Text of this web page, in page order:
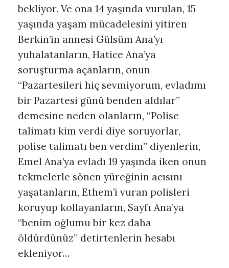
bekliyor. Ve ona 14 yaşında vurulan, 15
yaşında yaşam mücadelesini yitiren
Berkin’in annesi Gülsüm Ana’yı
yuhalatanların, Hatice Ana’ya
soruşturma açanların, onun
“Pazartesileri hiç sevmiyorum, evladımı
bir Pazartesi günü benden aldılar”
demesine neden olanların, “Polise
talimatı kim verdi diye soruyorlar,
polise talimatı ben verdim” diyenlerin,
Emel Ana’ya evladı 19 yaşında iken onun
tekmelerle sönen yüreğinin acısını
yaşatanların, Ethem’i vuran polisleri
koruyup kollayanların, Sayfı Ana’ya
“benim oğlumu bir kez daha
öldürdünüz” detirtenlerin hesabı
ekleniyor…